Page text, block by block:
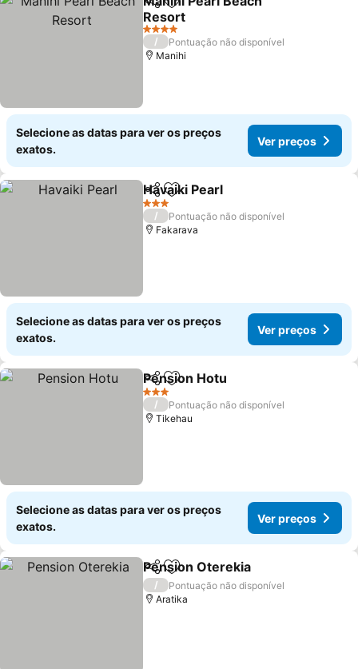
PartilharAdicionar aos favoritos
Resort
4 Estrelas
/
Pontuação não disponível
Manihi
Selecione as datas para ver os preços
exatos.
Ver preços
PartilharAdicionar aos favoritos
Havaiki Pearl
3 Estrelas
/
Pontuação não disponível
Fakarava
Selecione as datas para ver os preços
exatos.
Ver preços
PartilharAdicionar aos favoritos
Pension Hotu
3 Estrelas
/
Pontuação não disponível
Tikehau
Selecione as datas para ver os preços
exatos.
Ver preços
PartilharAdicionar aos favoritos
Pension Oterekia
/
Pontuação não disponível
Aratika